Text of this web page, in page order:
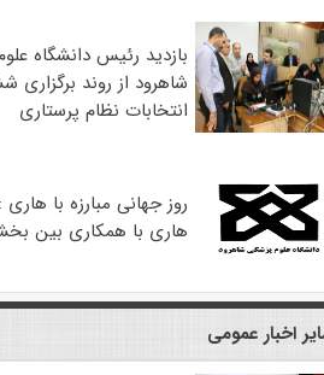
بازدید رئیس دانشگاه
شاهرود از روند برگزاری
انتخابات نظام پرستاری
روز جهانی مبارزه با
هاری با همکاری بین
اخبار عمومی